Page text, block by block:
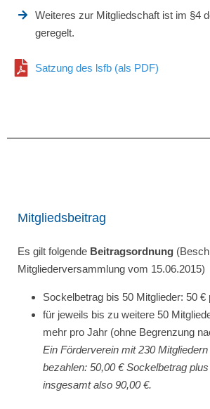
Weiteres zur Mitgliedschaft ist im §4
geregelt.
Satzung des lsfb (als PDF)
Mitgliedsbeitrag
Es gilt folgende Beitragsordnung
Mitgliederversammlung vom 15.06.2015)
Sockelbetrag bis 50 Mitglieder: 50 €
für jeweils bis zu weitere 50
mehr pro Jahr (ohne Begrenzung
Ein Förderverein mit 230
bezahlen: 50,00 € Sockelbetrag
insgesamt also 90,00 €.